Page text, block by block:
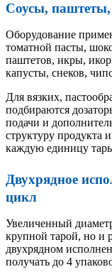
Соусы,
Оборудование
томатной пасты,
паштетов, икры,
капусты, снеков,
Для вязких,
подбираются
подачи и
структуру продукта
каждую единицу
Двухрядное
цикл
Увеличенный
крупной тарой, но и
двухрядном
получать до 4